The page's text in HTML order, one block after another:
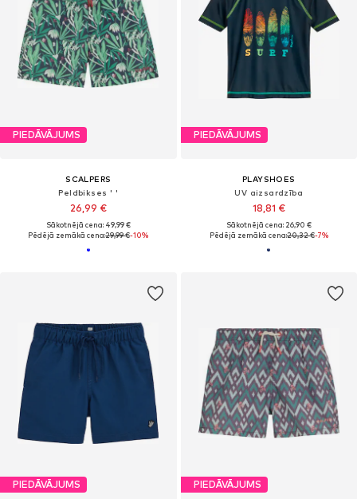
PIEDĀVĀJUMS
SCALPERS
Peldbikses ' '
26,99 €
Sākotnējā cena: 49,99 €
Pēdējā zemākā cena:29,99 €-10%
PIEDĀVĀJUMS
PLAYSHOES
UV aizsardzība
18,81 €
Sākotnējā cena: 26,90 €
Pēdējā zemākā cena:20,32 €-7%
PIEDĀVĀJUMS PIEDĀVĀJUMS